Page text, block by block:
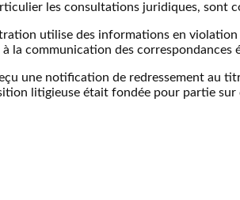
les consultations juridiques, sont
utilise des informations en
la communication des correspondances
une notification de redressement au
litigieuse était fondée pour partie